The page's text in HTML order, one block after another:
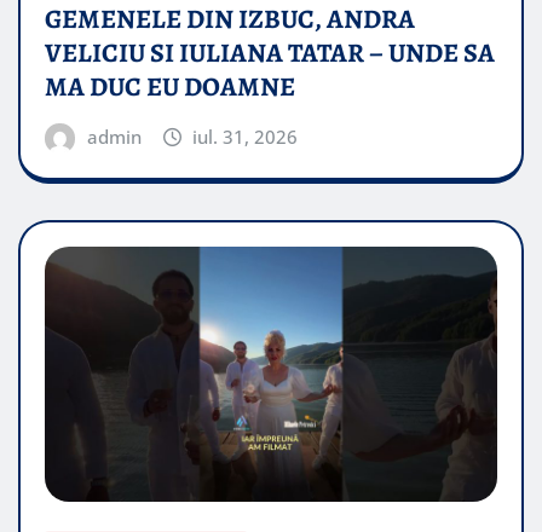
GEMENELE DIN IZBUC, ANDRA
VELICIU SI IULIANA TATAR – UNDE SA
MA DUC EU DOAMNE
admin iul. 31, 2026